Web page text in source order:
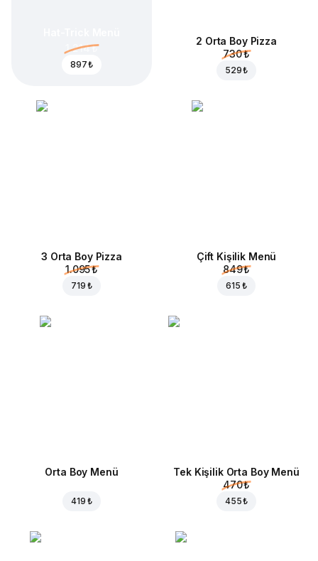
1.214 ₺
897 ₺
2 Orta Boy Pizza
730 ₺
529 ₺
3 Orta Boy Pizza
1.095 ₺
719 ₺
Çift Kişilik Menü
849 ₺
615 ₺
Orta Boy Menü
419 ₺
Tek Kişilik Orta Boy Menü
470 ₺
455 ₺